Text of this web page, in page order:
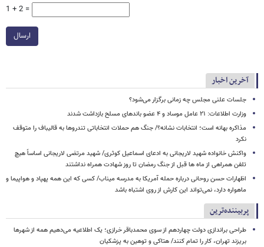
1 + 2 =
ارسال
آخرین اخبار
جلسات علنی مجلس چه زمانی برگزار می‌شود؟
وزارت اطلاعات: ۲۱ عامل موساد و ۴ عضو باندهای مسلح بازداشت شدند
مذاکره بهانه است؛ انتخابات نشانه؟/ جنگ هم حملات انتخاباتی تندروها به قالیباف را متوقف
نکرد
واکنش خانواده شهید لاریجانی به ادعای اسماعیل کوثری/ شهید مرتضی لاریجانی اساساً هیچ
تلفن همراهی از ماه ها قبل از جنگ رمضان تا روز شهادت همراه نداشتند
اظهارات حسن روحانی درباره حمله آمریکا به مدرسه میناب/ کسی که این همه پهپاد و هواپیما و
ماهواره دارد، نمی‌تواند این کارش از روی اشتباه باشد
پربیننده‌ترین
طراحی براندازی دولت چهاردهم از سوی محمدباقر خرازی؛ یک اطلاعیه می‌دهیم همه از شهرها
بریزند تهران، کار را تمام کنند/ هتاکی و توهین به پزشکیان